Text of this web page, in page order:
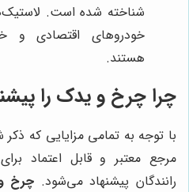
شناخته شده است.
خودروهای اقتصادی و
هستند.
چرا چرخ و یدک را
با توجه به تمامی مزایایی که ذکر
مرجع معتبر و قابل اعتماد
رانندگان پیشنهاد می‌شود. چرخ